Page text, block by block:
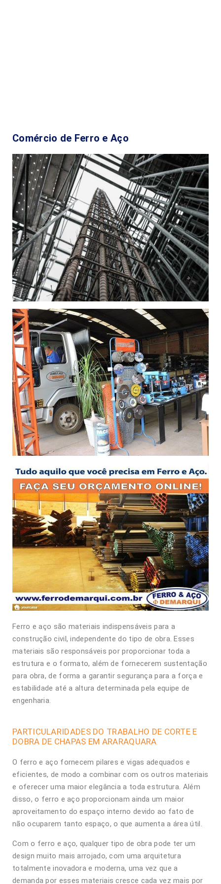
Comércio de Ferro e Aço
Ferro e aço são materiais indispensáveis para a
construção civil, independente do tipo de obra. Esses
materiais são responsáveis por proporcionar toda a
estrutura e o formato, além de fornecerem sustentação
para obra, de forma a garantir segurança para a força e
estabilidade até a altura determinada pela equipe de
engenharia.
PARTICULARIDADES DO TRABALHO DE CORTE E
DOBRA DE CHAPAS EM ARARAQUARA
O ferro e aço fornecem pilares e vigas adequados e
eficientes, de modo a combinar com os outros materiais
e oferecer uma maior elegância a toda estrutura. Além
disso, o ferro e aço proporcionam ainda um maior
aproveitamento do espaço interno devido ao fato de
não ocuparem tanto espaço, o que aumenta a área útil.
Com o ferro e aço, qualquer tipo de obra pode ter um
design muito mais arrojado, com uma arquitetura
totalmente inovadora e moderna, uma vez que a
demanda por esses materiais cresce cada vez mais por